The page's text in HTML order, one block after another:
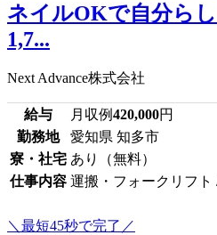
ネイルOKで自分ら
1,7...
Next Advance株式会社
給与 月収例420,000円
勤務地
愛知県 知多市
寮・社宅 あり（無料）
仕事内容 運搬・フォークリフト
＼最短45秒で完了／